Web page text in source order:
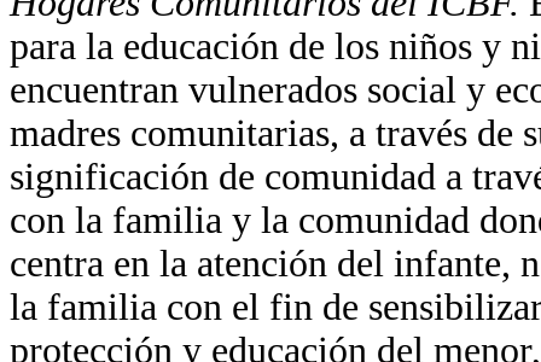
para la educación de los niños y
encuentran vulnerados social y
madres comunitarias, a través de
significación de comunidad a
con la familia y la comunidad
centra en la atención del infante,
la familia con el fin de
protección y educación del